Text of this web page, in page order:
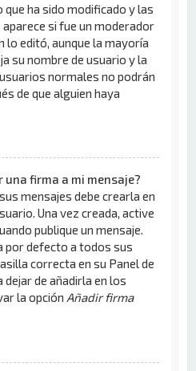
ha sido modificado y las
aparece si fue un moderador
lo editó, aunque la mayoría
su nombre de usuario y la
normales no podrán
de que alguien haya
una firma a mi mensaje?
mensajes debe crearla en
Una vez creada, active
publique un mensaje.
por defecto a todos sus
correcta en su Panel de
dejar de añadirla en los
la opción Añadir firma